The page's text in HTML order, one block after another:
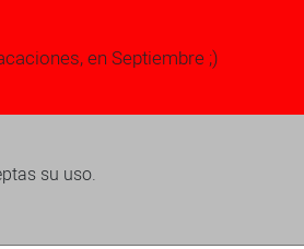
en Septiembre ;)
su uso.